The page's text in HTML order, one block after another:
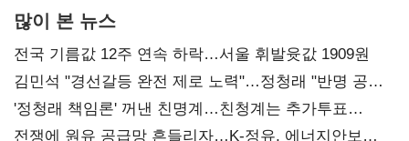
많이 본 뉴스
전국 기름값 12주 연속 하락…서울 휘발윳값 1909원
김민석 "경선갈등 완전 제로 노력"…정청래 "반명 공세
사과부터"
'정청래 책임론' 꺼낸 친명계…친청계는 추가투표
때리기
전쟁에 원유 공급망 흔들리자…K-정유, 에너지안보